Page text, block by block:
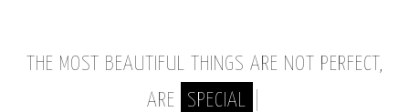
THE MOST BEAUTIFUL THINGS ARE NOT PERFECT,
ARE
SPECIAL